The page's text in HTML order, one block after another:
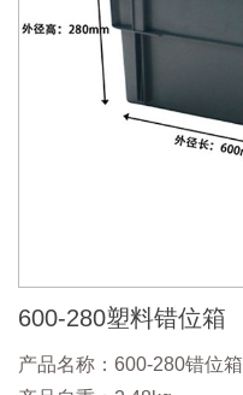
600-280塑料错位箱
产品名称：600-280错位箱